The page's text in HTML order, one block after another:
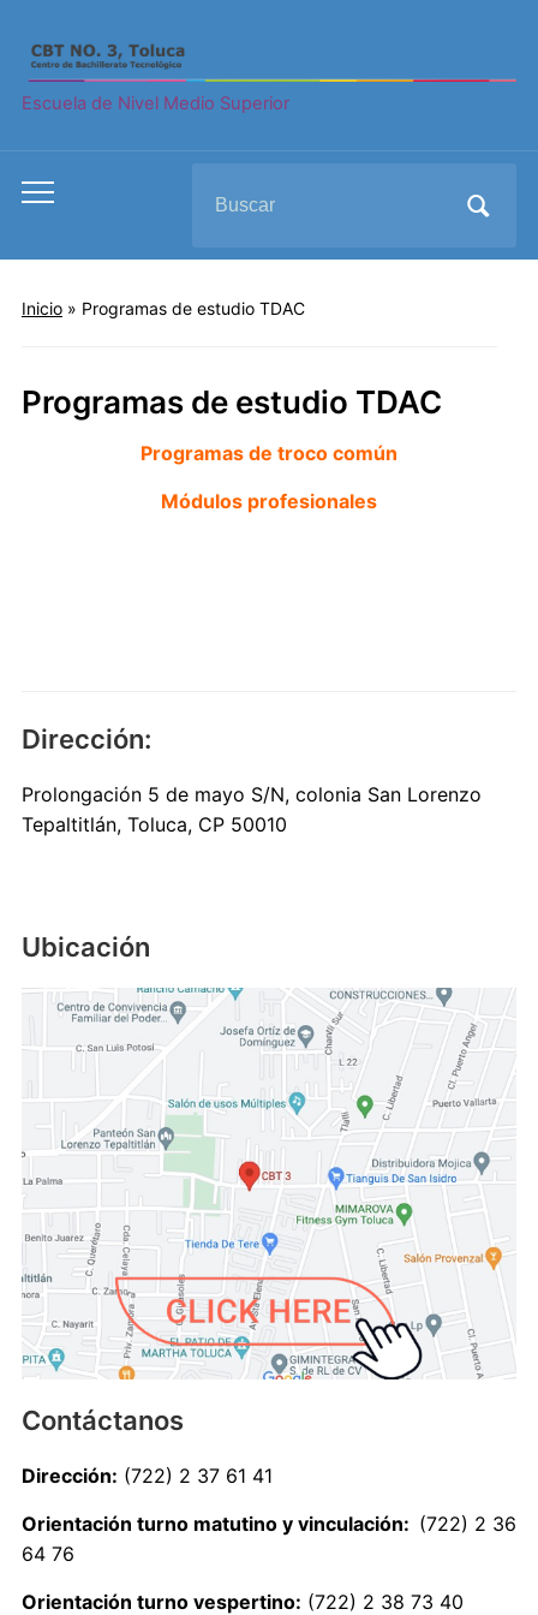
Escuela de Nivel Medio Superior
Toggle
menu
for:
Inicio» Programas de estudio TDAC
Programas de estudio TDAC
Programas de troco común
Módulos profesionales
Dirección:
Prolongación 5 de mayo S/N, colonia San Lorenzo
Tepaltitlán, Toluca, CP 50010
Ubicación
Contáctanos
Dirección: (722) 2 37 61 41
Orientación turno matutino y vinculación: (722) 2 36
64 76
Orientación turno vespertino: (722) 2 38 73 40